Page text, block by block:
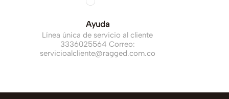
Ayuda
Línea única de servicio al cliente
3336025564 Correo:
servicioalcliente@ragged.com.co